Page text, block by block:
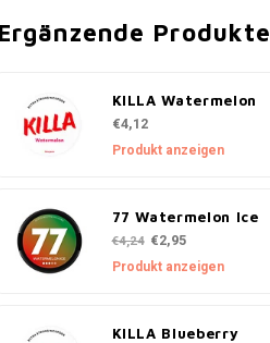
Ergänzende Produkte
KILLA Watermelon
€4,12
Produkt anzeigen
77 Watermelon Ice
€4,24 €2,95
Produkt anzeigen
KILLA Blueberry